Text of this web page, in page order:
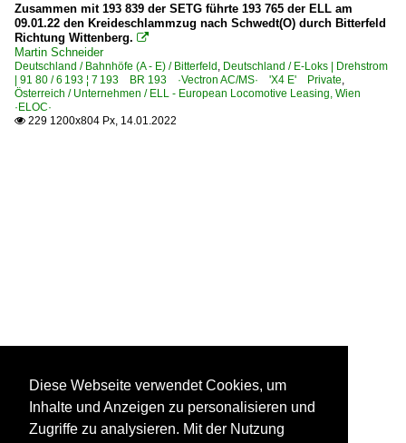
Zusammen mit 193 839 der SETG führte 193 765 der ELL am
09.01.22 den Kreideschlammzug nach Schwedt(O) durch Bitterfeld
Richtung Wittenberg. 
Martin Schneider
Deutschland / Bahnhöfe (A - E) / Bitterfeld Deutschland / E-Loks | Drehstrom
| 91 80 / 6 193 ¦ 7 193 BR 193 ·Vectron AC/MS· 'X4 E' Private
Österreich / Unternehmen / ELL - European Locomotive Leasing, Wien
·ELOC·
 229 1200x804 Px, 14.01.2022
Diese Webseite verwendet Cookies, um
Inhalte und Anzeigen zu personalisieren und
Zugriffe zu analysieren. Mit der Nutzung